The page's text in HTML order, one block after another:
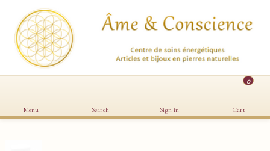
Menu Search Sign in
0
Cart